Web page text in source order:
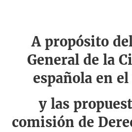
A propósito
General de la
española en
y las
comisión de